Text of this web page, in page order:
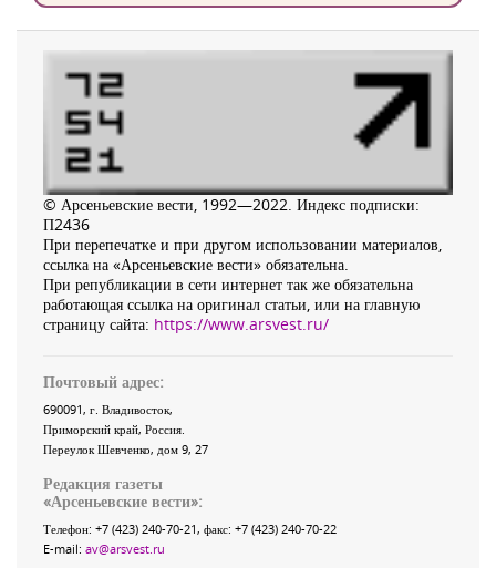
© Арсеньевские вести, 1992—2022. Индекс подписки:
П2436
При перепечатке и при другом использовании материалов,
ссылка на «Арсеньевские вести» обязательна.
При републикации в сети интернет так же обязательна
работающая ссылка на оригинал статьи, или на главную
страницу сайта: https://www.arsvest.ru/
Почтовый адрес:
690091, г. Владивосток,
Приморский край, Россия
Переулок Шевченко, дом 9, 27
Редакция газеты
«Арсеньевские вести»:
Телефон: +7 (423) 240-70-21, факс: +7 (423) 240-70-22
E-mail: av@arsvest.ru